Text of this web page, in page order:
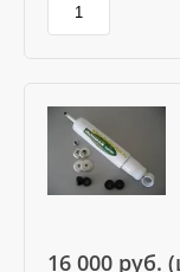
16 000 руб.